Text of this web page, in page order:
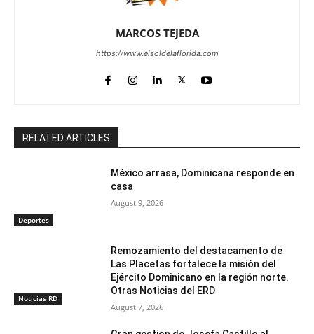
MARCOS TEJEDA
https://www.elsoldelaflorida.com
RELATED ARTICLES
Deportes
México arrasa, Dominicana responde en
casa
August 9, 2026
Noticias RD
Remozamiento del destacamento de
Las Placetas fortalece la misión del
Ejército Dominicano en la región norte.
Otras Noticias del ERD
August 7, 2026